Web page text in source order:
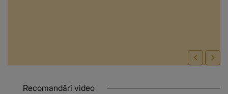
Recomandări video